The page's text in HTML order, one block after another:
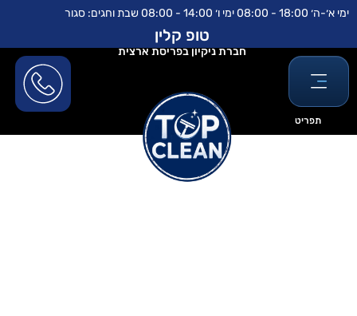
לתוכן
דילוג
ימי א׳-ה׳ 18:00 - 08:00 ימי ו׳ 14:00 - 08:00 שבת וחגים: סגור
תפריט
טופ קלין
חברת ניקיון בפריסת ארצית